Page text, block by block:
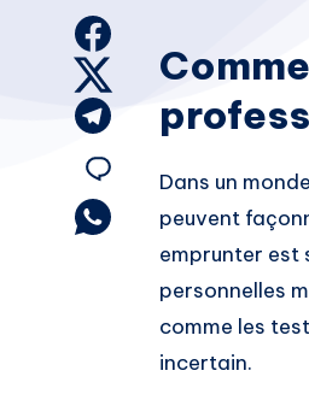
Facebook
Share
on
Twitter
Share
Telegram
Email
Share
Whatsapp
Dans un
peuvent
emprunter est
personnelles
comme les
incertain.